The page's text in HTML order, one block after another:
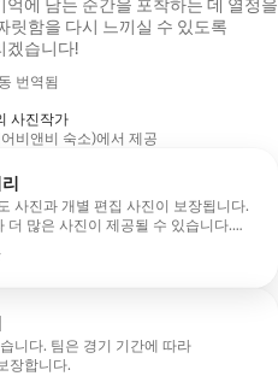
에 남는 순간을 포착하는 데 열정을
릿함을 다시 느끼실 수 있도록
겠습니다!
번역됨
사진작가
비앤비 숙소)에서 제공
사진과 개별 편집 사진이 보장됩니다.
더 많은 사진이 제공될 수 있습니다.
시간)한 후 개인 갤러리 링크,
리를 다운로드할 수 있는 'PIN'을
니다. 팀은 경기 기간에 따라
장합니다.